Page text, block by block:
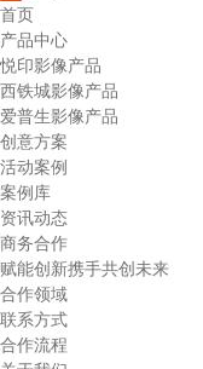
首页
产品中心
悦印影像产品
西铁城影像产品
爱普生影像产品
创意方案
活动案例
案例库
资讯动态
商务合作
赋能创新携手共创未来
合作领域
联系方式
合作流程